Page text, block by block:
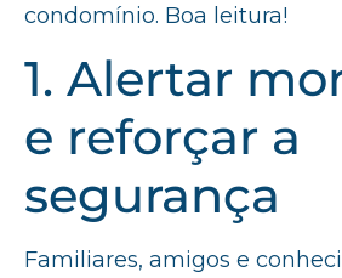
condomínio. Boa leitura!
1. Alertar
e reforçar a
segurança
Familiares, amigos e